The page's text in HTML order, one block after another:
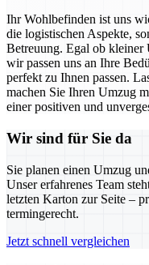
Ihr Wohlbefinden ist uns
die logistischen Aspekte,
Betreuung. Egal ob kleiner
wir passen uns an Ihre
perfekt zu Ihnen passen.
machen Sie Ihren Umzug
einer positiven und
Wir sind für Sie da
Sie planen einen Umzug
Unser erfahrenes Team
letzten Karton zur Seite –
termingerecht.
Jetzt schnell vergleichen